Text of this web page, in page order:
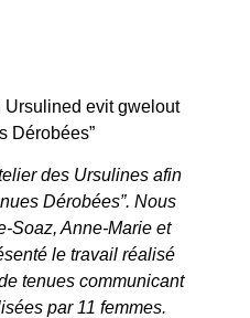
tenues communicant
par 11 femmes.
matériaux et
avoir fait la visite en
fait une petite chasse